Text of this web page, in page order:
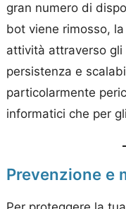
gran numero di
bot viene rimosso,
attività attraverso
persistenza e
particolarmente
informatici che per
Prevenzione e